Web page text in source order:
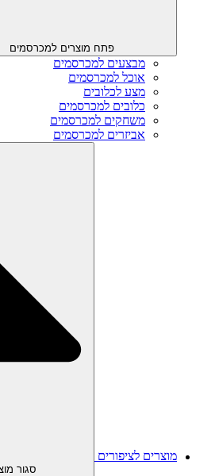
פתח מוצרים למכרסמים
מבצעים למכרסמים
אוכל למכרסמים
מצע לכלובים
כלובים למכרסמים
משחקים למכרסמים
אביזרים למכרסמים
מוצרים לציפורים
סגור